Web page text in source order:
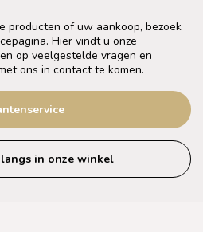
producten of uw aankoop, bezoek
Hier vindt u onze
op veelgestelde vragen en
ons in contact te komen.
in onze winkel